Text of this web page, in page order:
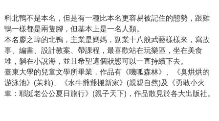
料北鴨不是本名，但是有一種比本名更容易被記住的態勢，跟雞
鴨一樣都是兩隻腳，但基本上是一名人類。
本名廖之瑋的北鴨，主業是媽媽，副業十八般武藝樣樣來，寫故
事、編書、設計教案、帶課程，最喜歡站在玩樂區，坐在美食
堆，躺在小說海，並且希望這個狀態可以一直持續下去。
臺東大學的兒童文學所畢業，作品有《嘰呱森林》、《臭烘烘的
游泳池》(茉莉)、《水牛爺爺搬新家》(親親自然)及《勇敢小火
車：耶誕老公公夏日旅行》(親子天下)，作品散見於各大出版社。